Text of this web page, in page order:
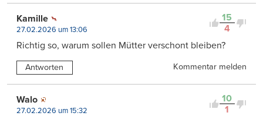
15
4
Kamille
27.02.2026 um 13:06
Richtig so, warum sollen Mütter verschont bleiben?
Antworten Kommentar melden
10
1
Walo
27.02.2026 um 15:32